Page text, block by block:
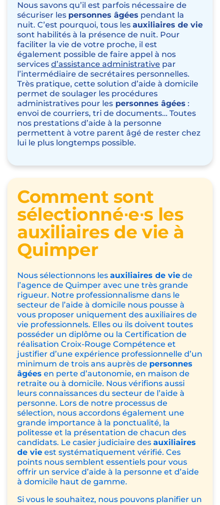
Nous savons qu’il est parfois nécessaire de
sécuriser les personnes âgées pendant la
nuit. C’est pourquoi, tous les auxiliaires de vie
sont habilités à la présence de nuit. Pour
faciliter la vie de votre proche, il est
également possible de faire appel à nos
services d’assistance administrative par
l’intermédiaire de secrétaires personnelles.
Très pratique, cette solution d’aide à domicile
permet de soulager les procédures
administratives pour les personnes âgées :
envoi de courriers, tri de documents… Toutes
nos prestations d’aide à la personne
permettent à votre parent âgé de rester chez
lui le plus longtemps possible.
Comment sont
sélectionné∙e∙s les
auxiliaires de vie à
Quimper
Nous sélectionnons les auxiliaires de vie de
l’agence de Quimper avec une très grande
rigueur. Notre professionnalisme dans le
secteur de l’aide à domicile nous pousse à
vous proposer uniquement des auxiliaires de
vie professionnels. Elles ou ils doivent toutes
posséder un diplôme ou la Certification de
réalisation Croix-Rouge Compétence et
justifier d’une expérience professionnelle d’un
minimum de trois ans auprès de personnes
âgées en perte d’autonomie, en maison de
retraite ou à domicile. Nous vérifions aussi
leurs connaissances du secteur de l’aide à
personne. Lors de notre processus de
sélection, nous accordons également une
grande importance à la ponctualité, la
politesse et la présentation de chacun des
candidats. Le casier judiciaire des auxiliaires
de vie est systématiquement vérifié. Ces
points nous semblent essentiels pour vous
offrir un service d’aide à la personne et d’aide
à domicile haut de gamme.
Si vous le souhaitez, nous pouvons planifier un